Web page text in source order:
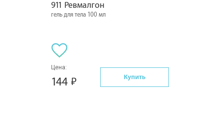
911 Ревмалгон
гель для тела 100 мл
Цена:
144 Купить